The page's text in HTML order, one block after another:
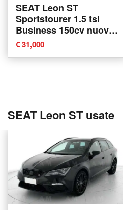
SEAT Leon ST
Sportstourer 1.5 tsi
Business 150cv nuova
a Mozzecane
€ 31,000
SEAT Leon ST usate